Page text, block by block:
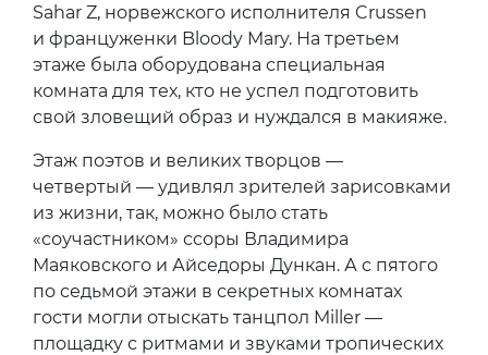
Sahar Z, норвежского исполнителя Crussen
и француженки Bloody Mary. На третьем
этаже была оборудована специальная
комната для тех, кто не успел подготовить
свой зловещий образ и нуждался в макияже.
Этаж поэтов и великих творцов —
четвертый — удивлял зрителей зарисовками
из жизни, так, можно было стать
«соучастником» ссоры Владимира
Маяковского и Айседоры Дункан. А с пятого
по седьмой этажи в секретных комнатах
гости могли отыскать танцпол Miller —
площадку с ритмами и звуками тропических